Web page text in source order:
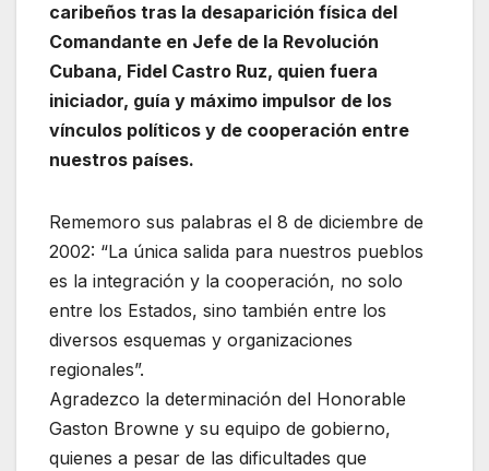
caribeños tras la desaparición física del
Comandante en Jefe de la Revolución
Cubana, Fidel Castro Ruz, quien fuera
iniciador, guía y máximo impulsor de los
vínculos políticos y de cooperación entre
nuestros países.
Rememoro sus palabras el 8 de diciembre de
2002: “La única salida para nuestros pueblos
es la integración y la cooperación, no solo
entre los Estados, sino también entre los
diversos esquemas y organizaciones
regionales”.
Agradezco la determinación del Honorable
Gaston Browne y su equipo de gobierno,
quienes a pesar de las dificultades que